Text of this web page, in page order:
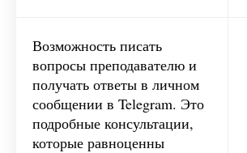
Возможность писать
вопросы преподавателю и
получать ответы в личном
сообщении в Telegram. Это
подробные консультации,
которые равноценны